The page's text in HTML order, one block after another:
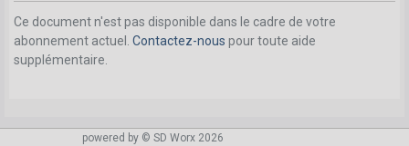
Ce document n'est pas disponible dans le cadre de votre
abonnement actuel. Contactez-nous pour toute aide
supplémentaire.
powered by © SD Worx 2026